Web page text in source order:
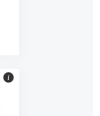
i